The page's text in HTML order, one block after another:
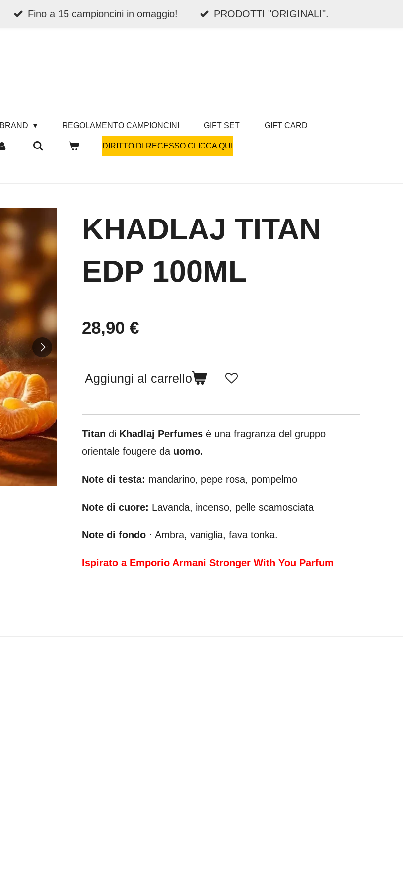
Fino a 15 campioncini in omaggio! PRODOTTI "ORIGINALI".
BRAND REGOLAMENTO CAMPIONCINI GIFT SET GIFT CARD
DIRITTO DI RECESSO CLICCA QUI
KHADLAJ TITAN
EDP 100ML
28,90 €
Aggiungi al carrello
Titan di Khadlaj Perfumes è una fragranza del gruppo
orientale fougere da uomo.
Note di testa: mandarino, pepe rosa, pompelmo
Note di cuore: Lavanda, incenso, pelle scamosciata
Note di fondo ⋅ Ambra, vaniglia, fava tonka.
Ispirato a Emporio Armani Stronger With You Parfum